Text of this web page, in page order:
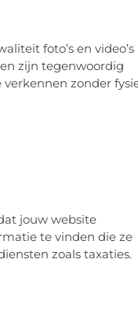
foto’s en video’s
zijn tegenwoordig
zonder
jouw website
te vinden die ze
zoals taxaties.